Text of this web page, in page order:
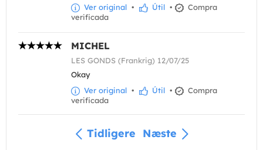
Ver original • Útil •
Compra
verificada
MICHEL
LES GONDS (Frankrig) 12/07/25
Okay
Ver original • Útil •
Compra
verificada
Tidligere Næste